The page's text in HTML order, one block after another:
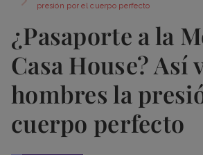
presión por el cuerpo perfecto
¿Pasaporte a la
Casa House? Así
hombres la
cuerpo perfecto